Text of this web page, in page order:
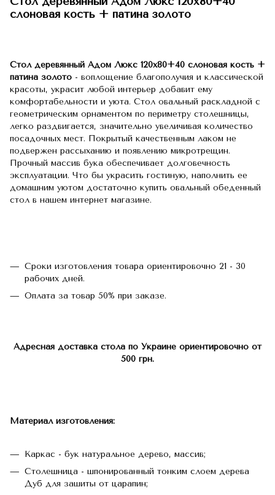
слоновая кость + патина золото
Стол деревянный Адом Люкс 120х80+40 слоновая кость +
патина золото - воплощение благополучия и классической
красоты, украсит любой интерьер добавит ему
комфортабельности и уюта. Стол овальный раскладной с
геометрическим орнаментом по периметру столешницы,
легко раздвигается, значительно увеличивая количество
посадочных мест. Покрытый качественным лаком не
подвержен рассыханию и появлению микротрещин.
Прочный массив бука обеспечивает долговечность
эксплуатации. Что бы украсить гостиную, наполнить ее
домашним уютом достаточно купить овальный обеденный
стол в нашем интернет магазине.
Сроки изготовления товара ориентировочно 21 - 30
рабочих дней.
Оплата за товар 50% при заказе.
Адресная доставка стола по Украине ориентировочно от
500 грн.
Материал изготовления:
Каркас - бук натуральное дерево, массив;
Столешница - шпонированный тонким слоем дерева
Дуб для зашиты от царапин;